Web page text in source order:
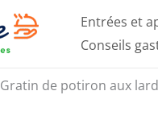
Entrées et
Conseils
Gratin de potiron aux